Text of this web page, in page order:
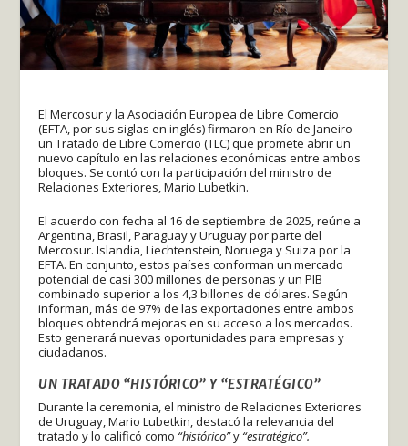
El Mercosur y la Asociación Europea de Libre Comercio
(EFTA, por sus siglas en inglés) firmaron en Río de Janeiro
un Tratado de Libre Comercio (TLC) que promete abrir un
nuevo capítulo en las relaciones económicas entre ambos
bloques. Se contó con la participación del ministro de
Relaciones Exteriores, Mario Lubetkin.
El acuerdo con fecha al 16 de septiembre de 2025, reúne a
Argentina, Brasil, Paraguay y Uruguay por parte del
Mercosur. Islandia, Liechtenstein, Noruega y Suiza por la
EFTA. En conjunto, estos países conforman un mercado
potencial de casi 300 millones de personas y un PIB
combinado superior a los 4,3 billones de dólares. Según
informan, más de 97% de las exportaciones entre ambos
bloques obtendrá mejoras en su acceso a los mercados.
Esto generará nuevas oportunidades para empresas y
ciudadanos.
UN TRATADO “HISTÓRICO” Y “ESTRATÉGICO”
Durante la ceremonia, el ministro de Relaciones Exteriores
de Uruguay, Mario Lubetkin, destacó la relevancia del
tratado y lo calificó como “histórico”y “estratégico”.